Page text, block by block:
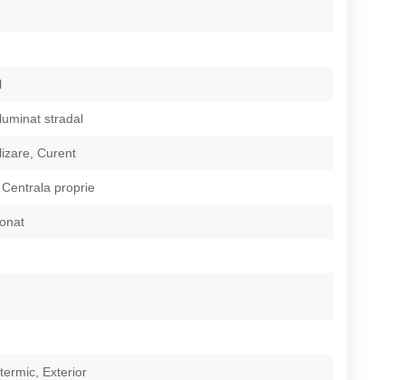
stradal
Curent
proprie
Exterior